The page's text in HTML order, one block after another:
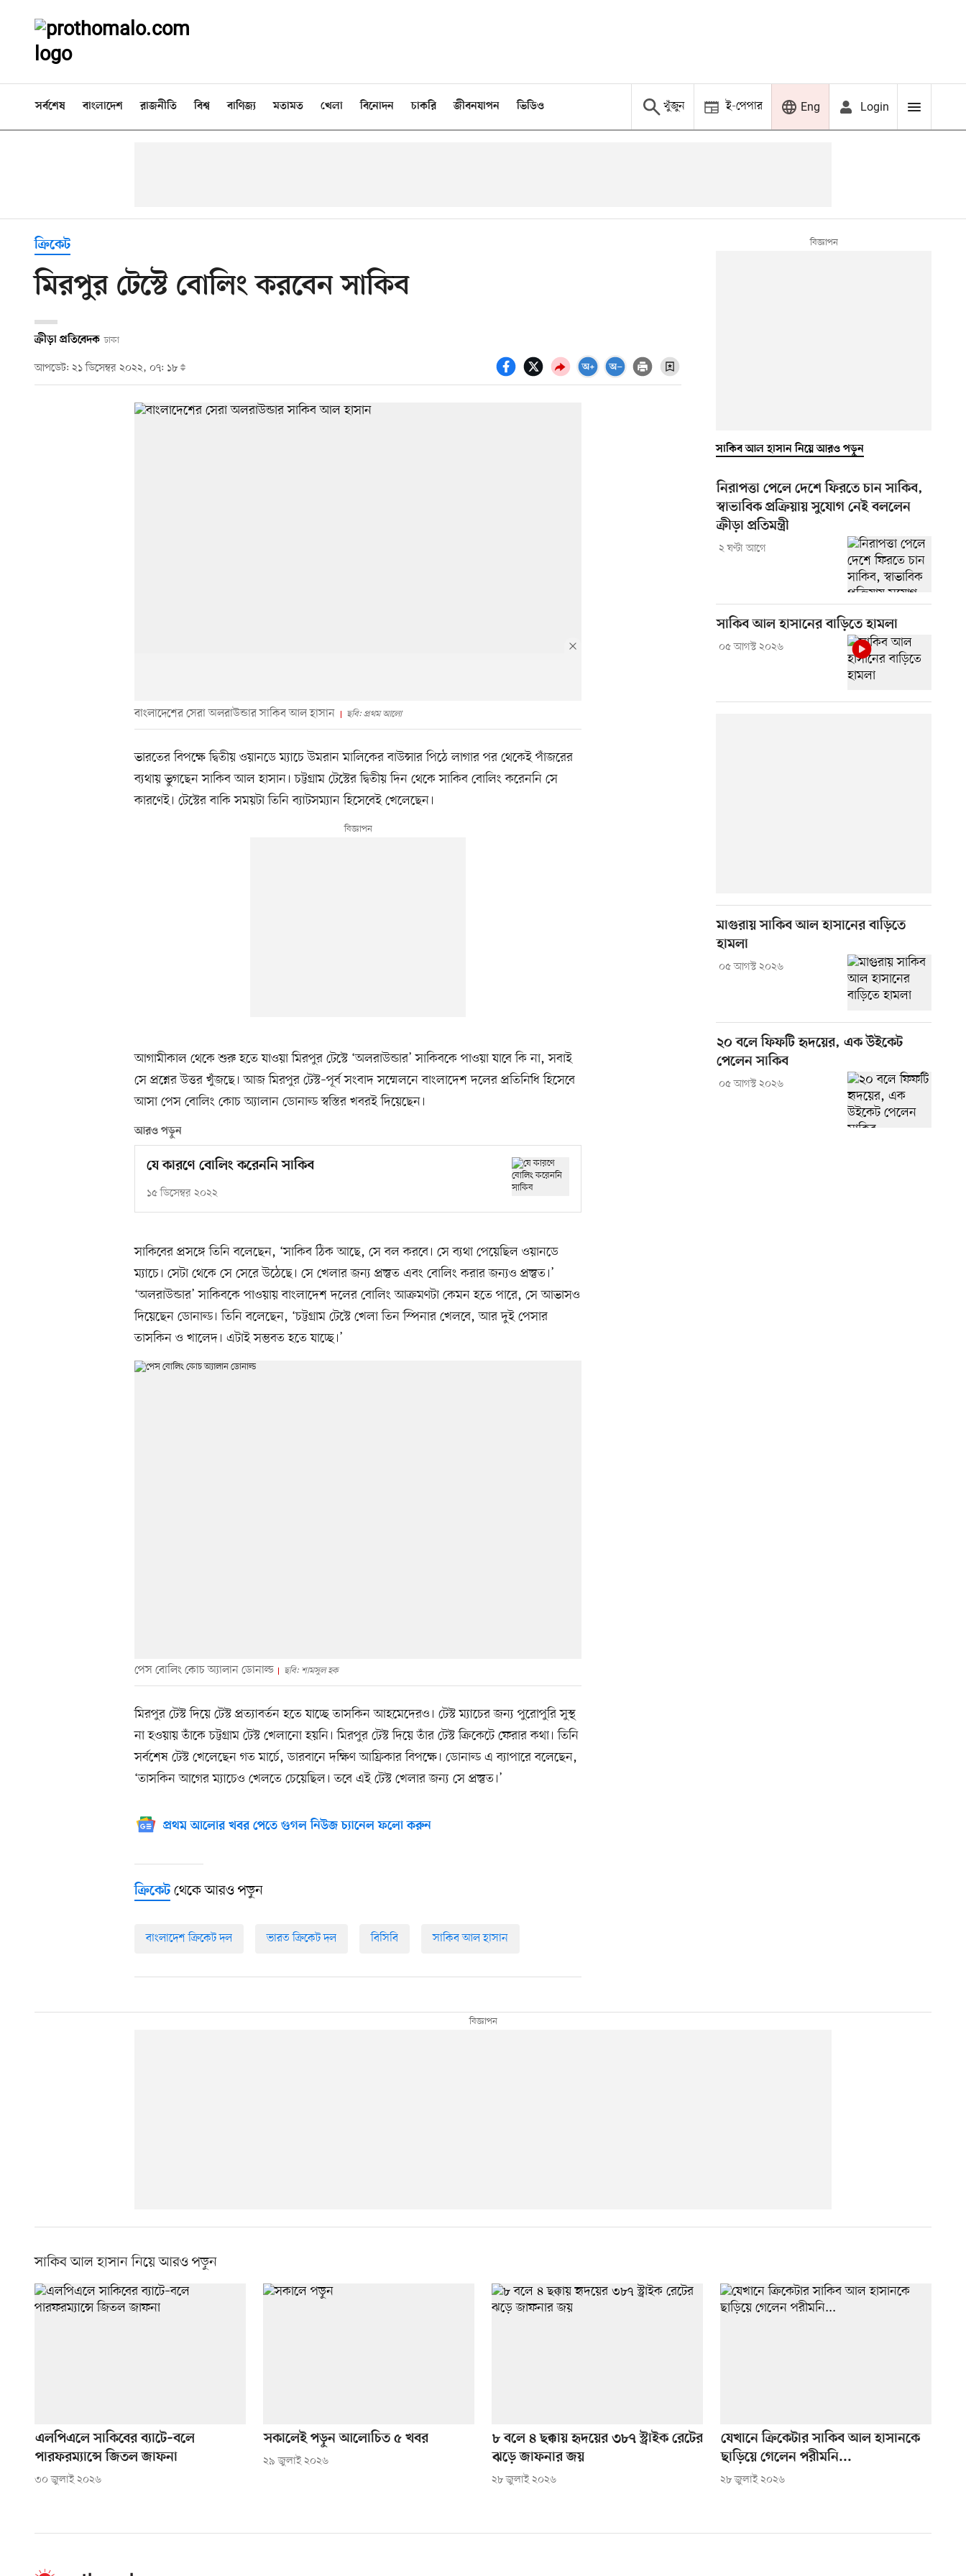
সর্বশেষ বাংলাদেশ রাজনীতি বিশ্ব বাণিজ্য মতামত খেলা বিনোদন চাকরি জীবনযাপন ভিডিও খুঁজুন ই-পেপার Eng Login
ক্রিকেট
মিরপুর টেস্টে বোলিং করবেন সাকিব
ক্রীড়া প্রতিবেদক ঢাকা
আপডেট: ২১ ডিসেম্বর ২০২২, ০৭: ১৮
বাংলাদেশের সেরা অলরাউন্ডার সাকিব আল হাসান ছবি: প্রথম আলো
ভারতের বিপক্ষে দ্বিতীয় ওয়ানডে ম্যাচে উমরান মালিকের বাউন্সার পিঠে লাগার পর থেকেই পাঁজরের
ব্যথায় ভুগছেন সাকিব আল হাসান। চট্টগ্রাম টেস্টের দ্বিতীয় দিন থেকে সাকিব বোলিং করেননি সে
কারণেই। টেস্টের বাকি সময়টা তিনি ব্যাটসম্যান হিসেবেই খেলেছেন।
আগামীকাল থেকে শুরু হতে যাওয়া মিরপুর টেস্টে ‘অলরাউন্ডার’ সাকিবকে পাওয়া যাবে কি না, সবাই
সে প্রশ্নের উত্তর খুঁজছে। আজ মিরপুর টেস্ট–পূর্ব সংবাদ সম্মেলনে বাংলাদেশ দলের প্রতিনিধি হিসেবে
আসা পেস বোলিং কোচ অ্যালান ডোনাল্ড স্বস্তির খবরই দিয়েছেন।
আরও পড়ুন
যে কারণে বোলিং করেননি সাকিব
১৫ ডিসেম্বর ২০২২
সাকিবের প্রসঙ্গে তিনি বলেছেন, ‘সাকিব ঠিক আছে, সে বল করবে। সে ব্যথা পেয়েছিল ওয়ানডে
ম্যাচে। সেটা থেকে সে সেরে উঠেছে। সে খেলার জন্য প্রস্তুত এবং বোলিং করার জন্যও প্রস্তুত।’
‘অলরাউন্ডার’ সাকিবকে পাওয়ায় বাংলাদেশ দলের বোলিং আক্রমণটা কেমন হতে পারে, সে আভাসও
দিয়েছেন ডোনাল্ড। তিনি বলেছেন, ‘চট্টগ্রাম টেস্টে খেলা তিন স্পিনার খেলবে, আর দুই পেসার
তাসকিন ও খালেদ। এটাই সম্ভবত হতে যাচ্ছে।’
পেস বোলিং কোচ অ্যালান ডোনাল্ড ছবি: শামসুল হক
মিরপুর টেস্ট দিয়ে টেস্ট প্রত্যাবর্তন হতে যাচ্ছে তাসকিন আহমেদেরও। টেস্ট ম্যাচের জন্য পুরোপুরি সুস্থ
না হওয়ায় তাঁকে চট্টগ্রাম টেস্ট খেলানো হয়নি। মিরপুর টেস্ট দিয়ে তাঁর টেস্ট ক্রিকেটে ফেরার কথা। তিনি
সর্বশেষ টেস্ট খেলেছেন গত মার্চে, ডারবানে দক্ষিণ আফ্রিকার বিপক্ষে। ডোনাল্ড এ ব্যাপারে বলেছেন,
‘তাসকিন আগের ম্যাচেও খেলতে চেয়েছিল। তবে এই টেস্ট খেলার জন্য সে প্রস্তুত।’
প্রথম আলোর খবর পেতে গুগল নিউজ চ্যানেল ফলো করুন
ক্রিকেটথেকে আরও পড়ুন
বাংলাদেশ ক্রিকেট দল ভারত ক্রিকেট দল বিসিবি সাকিব আল হাসান
সাকিব আল হাসান নিয়ে আরও পড়ুন
নিরাপত্তা পেলে দেশে ফিরতে চান সাকিব,
স্বাভাবিক প্রক্রিয়ায় সুযোগ নেই বললেন
ক্রীড়া প্রতিমন্ত্রী
২ ঘণ্টা আগে
সাকিব আল হাসানের বাড়িতে হামলা
০৫ আগস্ট ২০২৬
মাগুরায় সাকিব আল হাসানের বাড়িতে
হামলা
০৫ আগস্ট ২০২৬
২০ বলে ফিফটি হৃদয়ের, এক উইকেট
পেলেন সাকিব
০৫ আগস্ট ২০২৬
সাকিব আল হাসান নিয়ে আরও পড়ুন
এলপিএলে সাকিবের ব্যাটে–বলে
পারফরম্যান্সে জিতল জাফনা
৩০ জুলাই ২০২৬
সকালেই পড়ুন আলোচিত ৫ খবর
২৯ জুলাই ২০২৬
৮ বলে ৪ ছক্কায় হৃদয়ের ৩৮৭ স্ট্রাইক রেটের
ঝড়ে জাফনার জয়
২৮ জুলাই ২০২৬
যেখানে ক্রিকেটার সাকিব আল হাসানকে
ছাড়িয়ে গেলেন পরীমনি...
২৮ জুলাই ২০২৬